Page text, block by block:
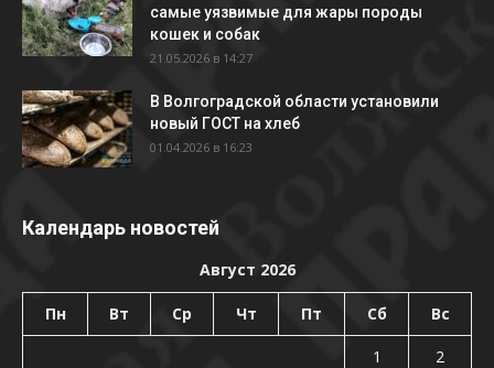
самые уязвимые для жары породы
кошек и собак
21.05.2026 в 14:27
В Волгоградской области установили
новый ГОСТ на хлеб
01.04.2026 в 16:23
Календарь новостей
Август 2026
Пн Вт Ср Чт Пт Сб Вс
1
2